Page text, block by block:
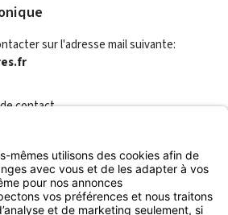
sur l'adresse mail suivante:
contact.